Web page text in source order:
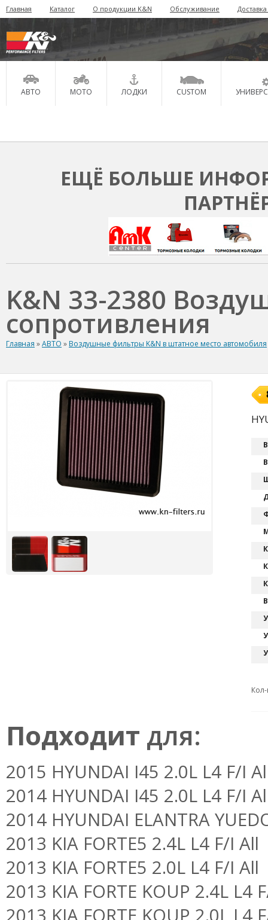
Главная Каталог О продукции K&N Обслуживание
АВТО МОТО ЛОДКИ CUSTOM
ЕЩЁ БОЛЬШЕ
K&N 33-2380
сопротивления
Главная »АВТО » Воздушные фильтры K&N в штатное место автомобиля
Подходит для:
2015 HYUNDAI I45 2.0L L4 F/I
2014 HYUNDAI I45 2.0L L4 F/I
2014 HYUNDAI ELANTRA
2013 KIA FORTE5 2.4L L4 F/I All
2013 KIA FORTE5 2.0L L4 F/I All
2013 KIA FORTE KOUP 2.4L L4
2013 KIA FORTE KOUP 2.0L L4